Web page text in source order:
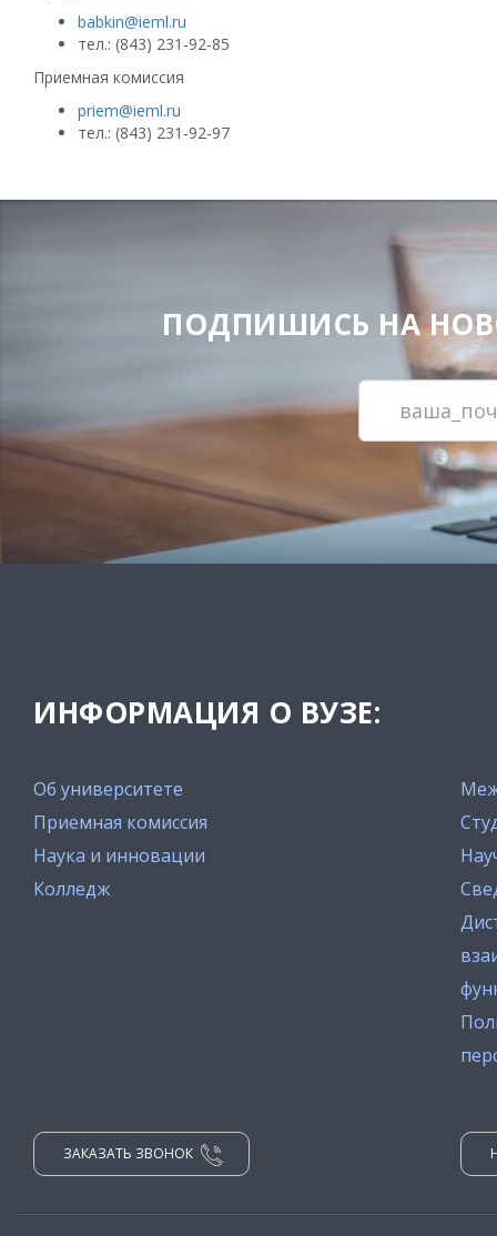
babkin@ieml.ru
тел.: (843) 231-92-85
Приемная комиссия
priem@ieml.ru
тел.: (843) 231-92-97
ПОДПИШИСЬ НА
ИНФОРМАЦИЯ О ВУЗЕ:
Об университете
Приемная комиссия
Наука и инновации
Колледж
ЗАКАЗАТЬ ЗВОНОК